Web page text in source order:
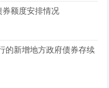
券额度安排情况
的新增地方政府债券存续